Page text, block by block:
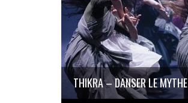
THIKRA – DANSER LE MYTHE